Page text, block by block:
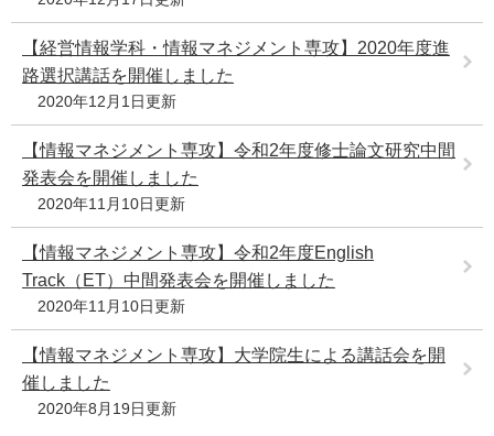
【経営情報学科・情報マネジメント専攻】2020年度進
路選択講話を開催しました
2020年12月1日更新
【情報マネジメント専攻】令和2年度修士論文研究中間
発表会を開催しました
2020年11月10日更新
【情報マネジメント専攻】令和2年度English
Track（ET）中間発表会を開催しました
2020年11月10日更新
【情報マネジメント専攻】大学院生による講話会を開
催しました
2020年8月19日更新